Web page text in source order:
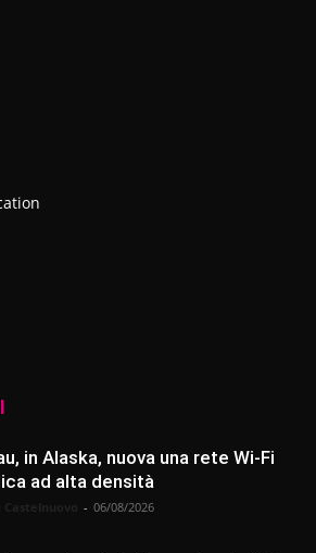
in Alaska, nuova una rete Wi-Fi
ad alta densità
- 06/08/2026